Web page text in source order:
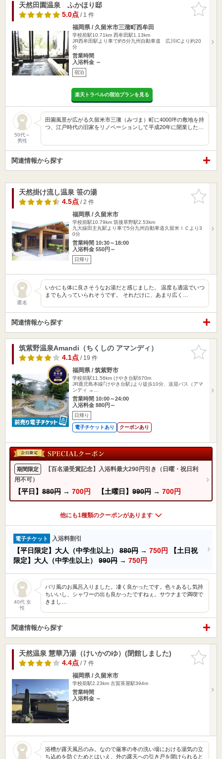
お気に入
りに追加
天然田園温泉 ふかほり邸
5.0点/ 1 件
福岡県 / 久留米市三潴町西牟田
学校前駅10.71km 西牟田駅1.13km
JR西牟田駅より車で約5分九州自動車道 広川ICより約20
分
営業時間
入浴料金 ～
宿泊
楽天トラベルの宿泊プランを見る
50代～
男性
田園風景が広がる久留米市三潴（みづま）町に4000坪の敷地を持
つ、江戸時代の旧家をリノベーションして平成20年に開業した…
関連情報から探す
お気に入
りに追加
天然掛け流し温泉 笹の湯
4.5点/ 2 件
福岡県 / 久留米市
学校前駅10.79km 筑後草野駅2.53km
九大線田主丸駅より車で5分九州自動車道久留米ＩＣより3
0分
営業時間 10:30～18:00
入浴料金 550円～
日帰り
匿名
いかにも体に良さそうなお湯だと感じました。 温度も適温でいつ
までも入っていられそうです。 それだけに、あまり広く…
関連情報から探す
お気に入
りに追加
筑紫野温泉Amandi（ちくしの アマンディ）
4.1点/ 19 件
福岡県 / 筑紫野市
学校前駅11.56km けやき台駅670m
JR鹿児島本線｢けやき台駅｣より徒歩10分、送迎バス（アマ
ンディ →…
営業時間 10:00～24:00
入浴料金 880円～
日帰り
電子チケットあり クーポンあり
期間限定
【百名湯受賞記念】入浴料最大290円引き（日曜・祝日利
用不可）
【平日】 880円 → 700円 【土曜日】 990円 → 700円
他にも1種類のクーポンがあります
電子チケット 入浴料割引
【平日限定】大人（中学生以上） 880円 → 750円
【土日祝
限定】大人（中学生以上） 990円 → 750円
40代 女
性
バリ風のお風呂入りました。凄く良かったです。色々あるし気持
ちいいし、シャワーの出も良かったですねぇ。サウナまで満喫で
きまし…
関連情報から探す
お気に入
りに追加
天然温泉 慧華乃湯（けいかのゆ）(閉館しました)
4.4点/ 7 件
福岡県 / 久留米市
学校前駅2.23km 古賀茶屋駅394m
営業時間
入浴料金 ～
浴槽が露天風呂のみ。なので厳寒の冬の洗い場における湯気の立
ち込めを防ぐためとはいえ、外の露天への引き戸を開けられると